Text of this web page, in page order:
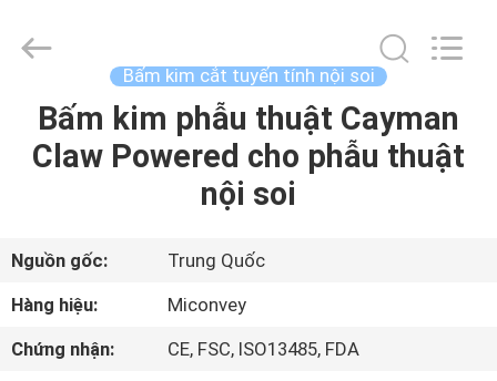
NHÀ
VỀ
CHÚNG
TECHNOLOGIES
Reserved.
Bấm kim cắt tuyến tính nội soi
Bấm kim phẫu thuật Cayman
Claw Powered cho phẫu thuật
nội soi
Nguồn gốc:
Trung Quốc
Hàng hiệu:
Miconvey
Chứng nhận:
CE, FSC, ISO13485, FDA